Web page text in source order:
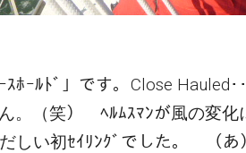
ﾎｰﾙﾄﾞ」です。Close
。（笑） ﾍﾙﾑｽﾏﾝが風の変化
しい初ｾｲﾘﾝｸﾞでした。 （あ）